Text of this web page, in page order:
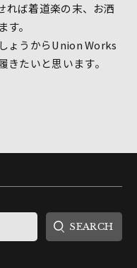
ば着道楽の末、お洒
。
ょうからUnion Works
たいと思います。